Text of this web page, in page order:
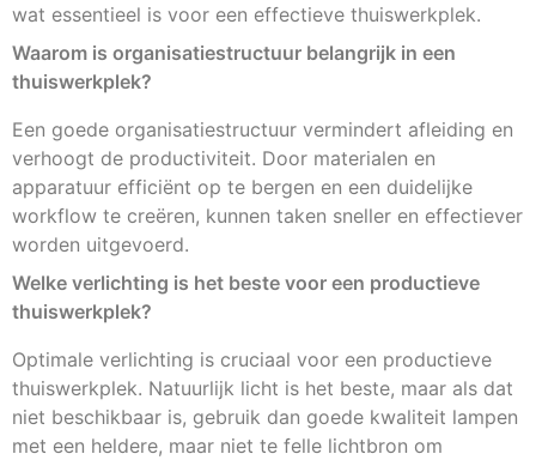
wat essentieel is voor een effectieve thuiswerkplek.
Waarom is organisatiestructuur belangrijk in een
thuiswerkplek?
Een goede organisatiestructuur vermindert afleiding en
verhoogt de productiviteit. Door materialen en
apparatuur efficiënt op te bergen en een duidelijke
workflow te creëren, kunnen taken sneller en effectiever
worden uitgevoerd.
Welke verlichting is het beste voor een productieve
thuiswerkplek?
Optimale verlichting is cruciaal voor een productieve
thuiswerkplek. Natuurlijk licht is het beste, maar als dat
niet beschikbaar is, gebruik dan goede kwaliteit lampen
met een heldere, maar niet te felle lichtbron om